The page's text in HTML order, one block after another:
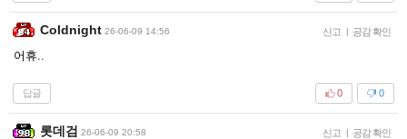
Coldnight 26-06-09 14:56 신고 | 공감 확인
어휴..
답글 0
0
롯데검 26-06-09 20:58 신고 | 공감 확인